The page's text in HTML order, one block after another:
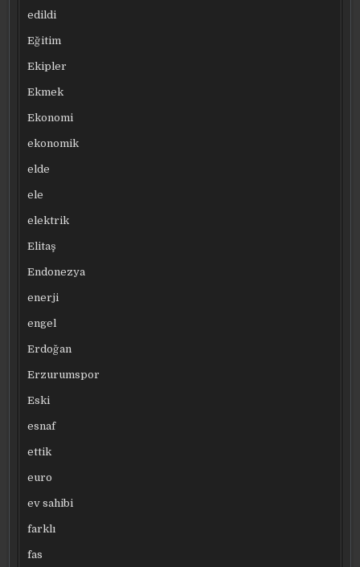
edildi
Eğitim
Ekipler
Ekmek
Ekonomi
ekonomik
elde
ele
elektrik
Elitaş
Endonezya
enerji
engel
Erdoğan
Erzurumspor
Eski
esnaf
ettik
euro
ev sahibi
farklı
fas